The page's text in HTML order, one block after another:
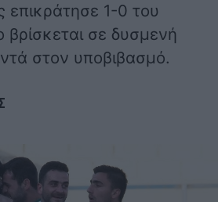
1-0 του
βρίσκεται σε δυσμενή
στον υποβιβασμό.